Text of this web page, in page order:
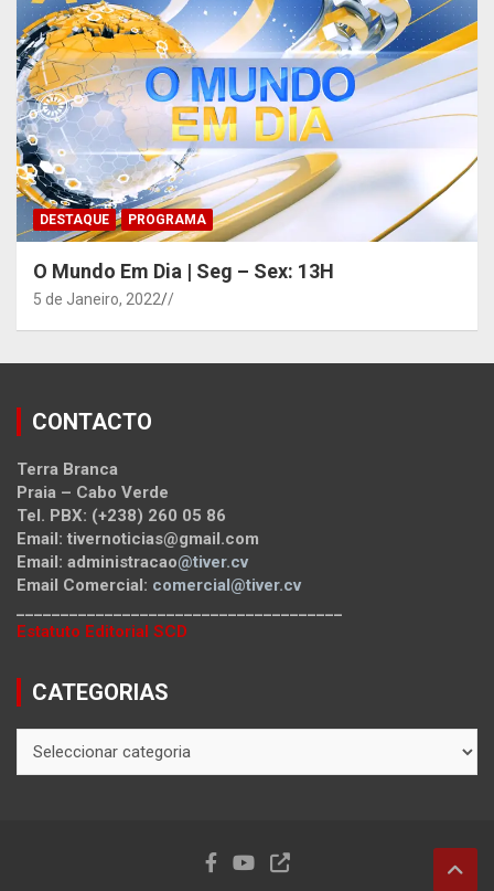
DESTAQUE PROGRAMA
O Mundo Em Dia | Seg – Sex: 13H
5 de Janeiro, 2022 /
CONTACTO
Terra Branca
Praia – Cabo Verde
Tel. PBX: (+238) 260 05 86
Email: tivernoticias@gmail.com
Email: administracao@tiver.cv
Email Comercial: comercial@tiver.cv
Estatuto Editorial SCD
CATEGORIAS